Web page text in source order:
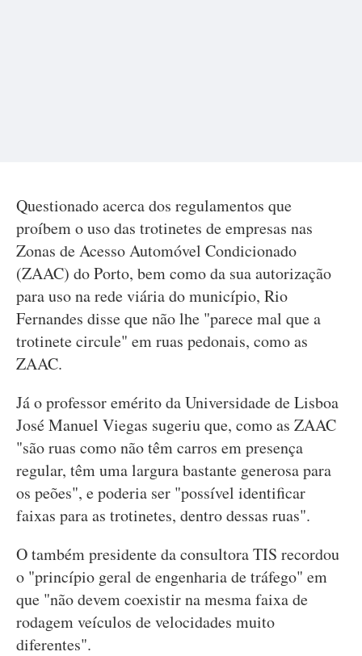
Questionado acerca dos regulamentos que
proíbem o uso das trotinetes de empresas nas
Zonas de Acesso Automóvel Condicionado
(ZAAC) do Porto, bem como da sua autorização
para uso na rede viária do município, Rio
Fernandes disse que não lhe "parece mal que a
trotinete circule" em ruas pedonais, como as
ZAAC.
Já o professor emérito da Universidade de Lisboa
José Manuel Viegas sugeriu que, como as ZAAC
"são ruas como não têm carros em presença
regular, têm uma largura bastante generosa para
os peões", e poderia ser "possível identificar
faixas para as trotinetes, dentro dessas ruas".
O também presidente da consultora TIS recordou
o "princípio geral de engenharia de tráfego" em
que "não devem coexistir na mesma faixa de
rodagem veículos de velocidades muito
diferentes".